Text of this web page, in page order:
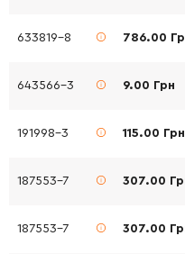
633819-8 786.00
643566-3 9.00 Грн
191998-3 115.00 Грн
187553-7 307.00
187553-7 307.00